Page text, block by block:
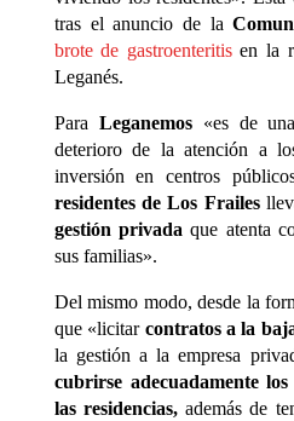
tras el anuncio de la
brote de gastroenteritisen la
Leganés.
Para Leganemos«es de
deterioro de la atención a
inversión en centros
residentes de Los Frailes
gestión privada que atenta
sus familias».
Del mismo modo, desde la
que «licitar contratos a la
la gestión a la empresa
cubrirse adecuadamente
las residencias,además de